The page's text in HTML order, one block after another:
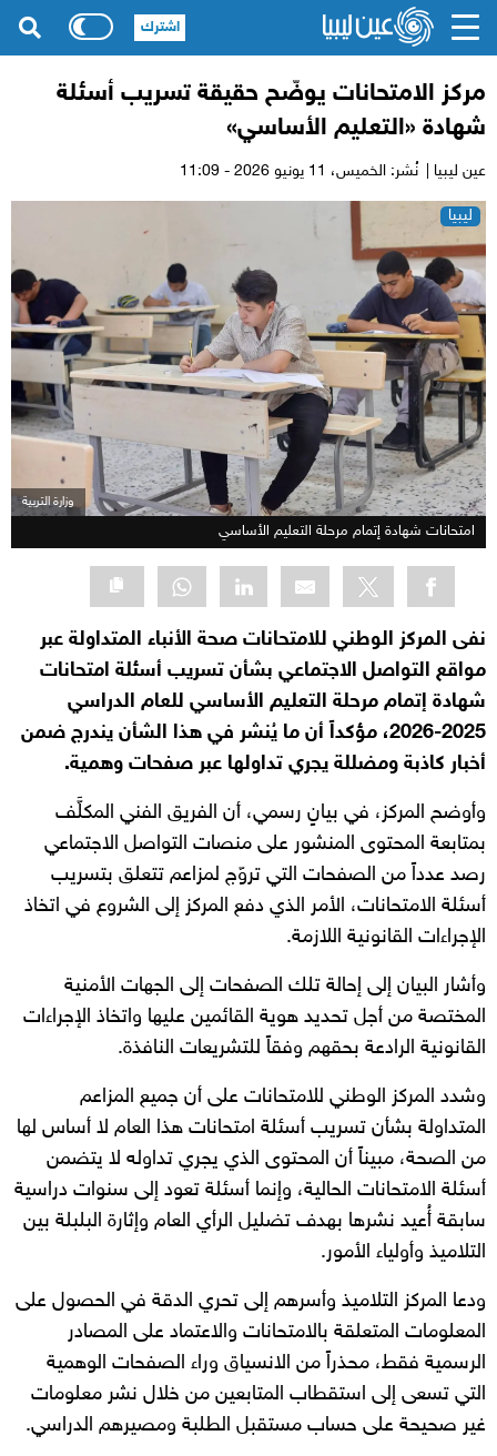
مركز الامتحانات يوضّح حقيقة تسريب أسئلة
شهادة «التعليم الأساسي»
عين ليبيا | نُشر: الخميس،
ليبيا
وزارة التربية
امتحانات شهادة إتمام مرحلة التعليم الأساسي
نفى المركز الوطني للامتحانات صحة الأنباء المتداولة عبر
مواقع التواصل الاجتماعي بشأن تسريب أسئلة امتحانات
شهادة إتمام مرحلة التعليم الأساسي للعام الدراسي
2025-2026، مؤكداً أن ما يُنشر في هذا الشأن يندرج ضمن
أخبار كاذبة ومضللة يجري تداولها عبر صفحات وهمية.
وأوضح المركز، في بيانٍ رسمي، أن الفريق الفني المكلَّف
بمتابعة المحتوى المنشور على منصات التواصل الاجتماعي
رصد عدداً من الصفحات التي تروّج لمزاعم تتعلق بتسريب
أسئلة الامتحانات، الأمر الذي دفع المركز إلى الشروع في اتخاذ
الإجراءات القانونية اللازمة.
وأشار البيان إلى إحالة تلك الصفحات إلى الجهات الأمنية
المختصة من أجل تحديد هوية القائمين عليها واتخاذ الإجراءات
القانونية الرادعة بحقهم وفقاً للتشريعات النافذة.
وشدد المركز الوطني للامتحانات على أن جميع المزاعم
المتداولة بشأن تسريب أسئلة امتحانات هذا العام لا أساس لها
من الصحة، مبيناً أن المحتوى الذي يجري تداوله لا يتضمن
أسئلة الامتحانات الحالية، وإنما أسئلة تعود إلى سنوات دراسية
سابقة أُعيد نشرها بهدف تضليل الرأي العام وإثارة البلبلة بين
التلاميذ وأولياء الأمور.
ودعا المركز التلاميذ وأسرهم إلى تحري الدقة في الحصول على
المعلومات المتعلقة بالامتحانات والاعتماد على المصادر
الرسمية فقط، محذراً من الانسياق وراء الصفحات الوهمية
التي تسعى إلى استقطاب المتابعين من خلال نشر معلومات
غير صحيحة على حساب مستقبل الطلبة ومصيرهم الدراسي.
اشترك